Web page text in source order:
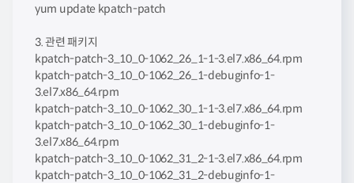
yum update kpatch-patch
3. 관련 패키지
kpatch-patch-3_10_0-1062_26_1-1-3.el7.x86_64.rpm
kpatch-patch-3_10_0-1062_26_1-debuginfo-1-
3.el7.x86_64.rpm
kpatch-patch-3_10_0-1062_30_1-1-3.el7.x86_64.rpm
kpatch-patch-3_10_0-1062_30_1-debuginfo-1-
3.el7.x86_64.rpm
kpatch-patch-3_10_0-1062_31_2-1-3.el7.x86_64.rpm
kpatch-patch-3_10_0-1062_31_2-debuginfo-1-